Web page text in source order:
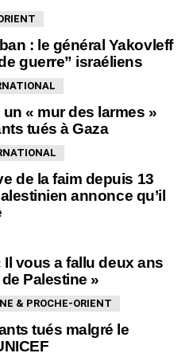
: le général Yakovleff
guerre” israéliens
« mur des larmes »
tués à Gaza
de la faim depuis 13
annonce qu’il
vous a fallu deux ans
Palestine »
& PROCHE-ORIENT
tués malgré le